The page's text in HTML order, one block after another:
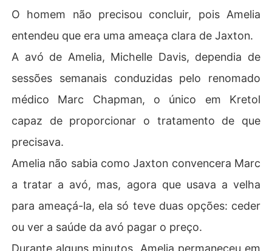
O homem não precisou concluir, pois Amelia
entendeu que era uma ameaça clara de Jaxton.
A avó de Amelia, Michelle Davis, dependia de
sessões semanais conduzidas pelo renomado
médico Marc Chapman, o único em Kretol
capaz de proporcionar o tratamento de que
precisava.
Amelia não sabia como Jaxton convencera Marc
a tratar a avó, mas, agora que usava a velha
para ameaçá-la, ela só teve duas opções: ceder
ou ver a saúde da avó pagar o preço.
Durante alguns minutos, Amelia permaneceu em